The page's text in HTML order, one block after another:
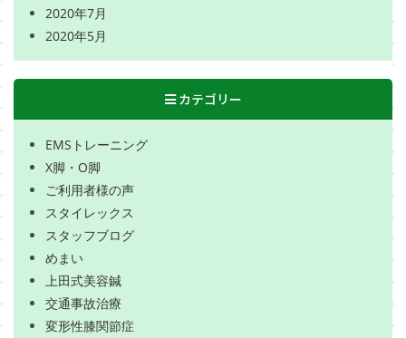
2020年7月
2020年5月
カテゴリー
EMSトレーニング
X脚・O脚
ご利用者様の声
スタイレックス
スタッフブログ
めまい
上田式美容鍼
交通事故治療
変形性膝関節症